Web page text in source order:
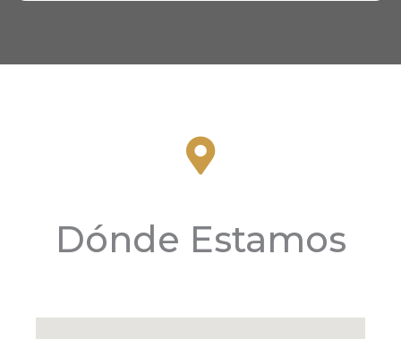
Dónde Estamos